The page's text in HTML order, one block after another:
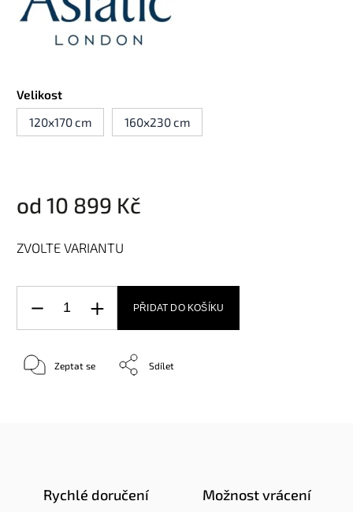
Velikost
120x170 cm
160x230 cm
od 10 899 Kč
ZVOLTE VARIANTU
PŘIDAT DO KOŠÍKU
Zeptat se Sdílet
Rychlé doručení Možnost vrácení